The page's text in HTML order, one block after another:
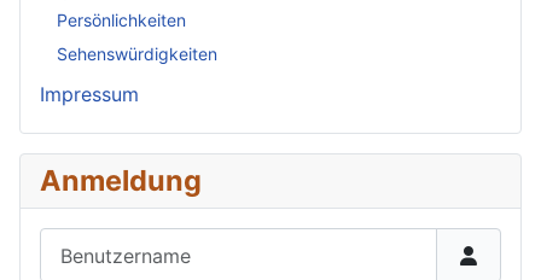
Persönlichkeiten
Sehenswürdigkeiten
Impressum
Anmeldung